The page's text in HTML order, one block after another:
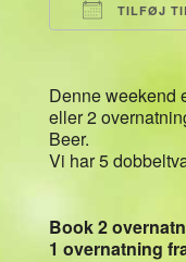
TILFØJ
Denne weekend
eller 2
Beer.
Vi har 5
Book 2
1 overnatning